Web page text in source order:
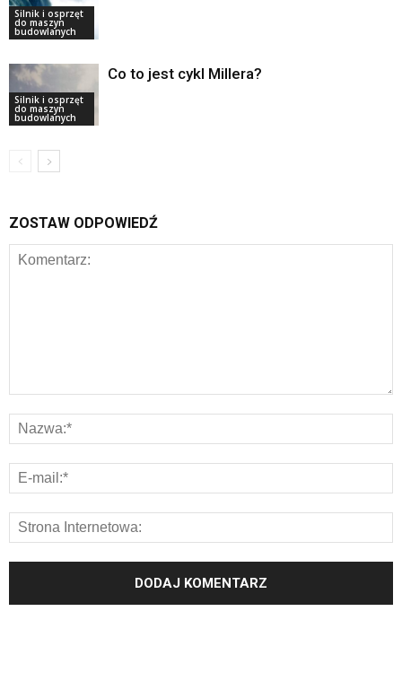
Silnik i osprzęt
do maszyn
budowlanych
Silnik i osprzęt
do maszyn
budowlanych
Co to jest cykl Millera?
ZOSTAW ODPOWIEDŹ